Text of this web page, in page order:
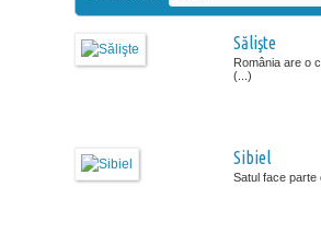
Sălişte
România are o
(...)
Sibiel
Satul face parte